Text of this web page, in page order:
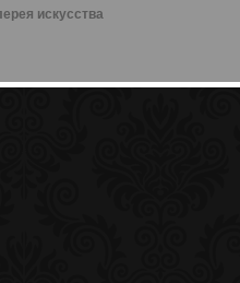
искусства